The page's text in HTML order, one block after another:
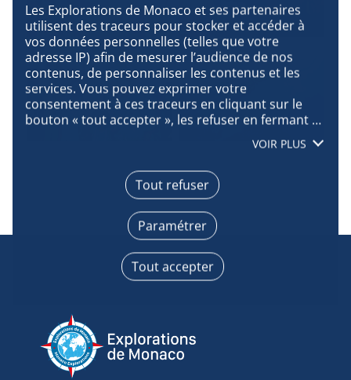
Les Explorations de Monaco et ses partenaires
utilisent des traceurs pour stocker et accéder à
vos données personnelles (telles que votre
adresse IP) afin de mesurer l’audience de nos
contenus, de personnaliser les contenus et les
services. Vous pouvez exprimer votre
consentement à ces traceurs en cliquant sur le
bouton « tout accepter », les refuser en fermant
accepter », ou vous informer sur le détail de
chaque finalité et exprimer votre choix pour
chacune d’entre elles en cliquant sur « paramétrer
». En cliquant sur « tout accepter », vous acceptez
que nous accédions à des informations stockées
sur votre terminal afin d’obtenir des données sur
notre audience, développer et améliorer nos
produits, assurer la sécurité, prévenir la fraude et
déboguer, diffuser techniquement le contenu,
terminaux, recevoir et utiliser des caractéristiques
d’identification d’appareil envoyées
automatiquement, utiliser des données de
géolocalisation précises, analyser activement les
VOIR PLUS
Tout accepter
Tout refuser
Paramétrer